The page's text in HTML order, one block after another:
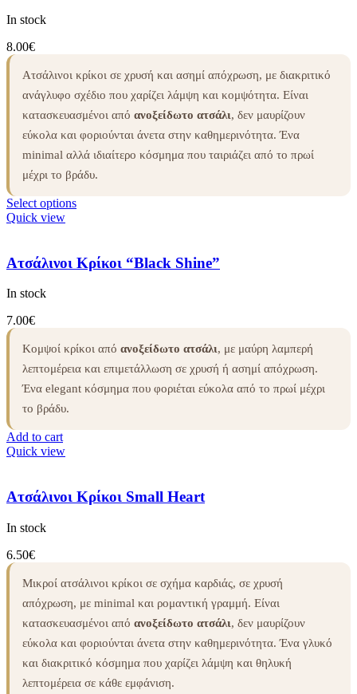
In stock
8.00€
Ατσάλινοι κρίκοι σε χρυσή και ασημί απόχρωση, με διακριτικό
ανάγλυφο σχέδιο που χαρίζει λάμψη και κομψότητα. Είναι
κατασκευασμένοι από ανοξείδωτο ατσάλι, δεν μαυρίζουν
εύκολα και φοριούνται άνετα στην καθημερινότητα. Ένα
minimal αλλά ιδιαίτερο κόσμημα που ταιριάζει από το πρωί
μέχρι το βράδυ.
Select options
Quick view
Ατσάλινοι Κρίκοι “Black Shine”
In stock
7.00€
Κομψοί κρίκοι από ανοξείδωτο ατσάλι, με μαύρη λαμπερή
λεπτομέρεια και επιμετάλλωση σε χρυσή ή ασημί απόχρωση.
Ένα elegant κόσμημα που φοριέται εύκολα από το πρωί μέχρι
το βράδυ.
Add to cart
Quick view
Ατσάλινοι Κρίκοι Small Heart
In stock
6.50€
Μικροί ατσάλινοι κρίκοι σε σχήμα καρδιάς, σε χρυσή
απόχρωση, με minimal και ρομαντική γραμμή. Είναι
κατασκευασμένοι από ανοξείδωτο ατσάλι, δεν μαυρίζουν
εύκολα και φοριούνται άνετα στην καθημερινότητα. Ένα γλυκό
και διακριτικό κόσμημα που χαρίζει λάμψη και θηλυκή
λεπτομέρεια σε κάθε εμφάνιση.